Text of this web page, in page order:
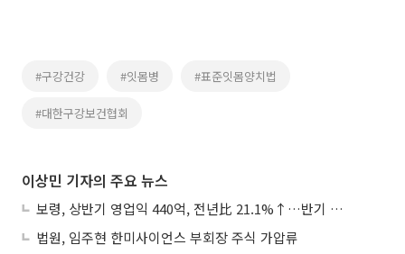
#구강건강 #잇몸병 #표준잇몸양치법
#대한구강보건협회
이상민 기자의 주요 뉴스
보령, 상반기 영업익 440억, 전년比 21.1%↑…반기 역대 최대
법원, 임주현 한미사이언스 부회장 주식 가압류